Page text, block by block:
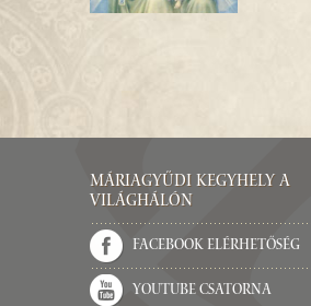
Máriagyűdi Kegyhely a
világhálón
Facebook elérhetőség
Youtube csatorna